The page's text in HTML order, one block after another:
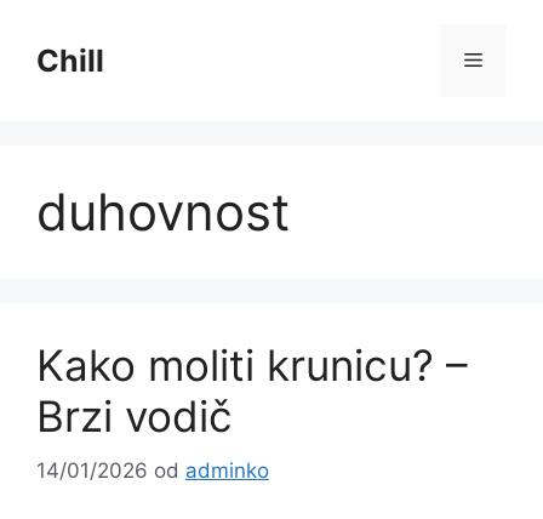
sadržajChill
duhovnost
Kako moliti krunicu? –
Brzi vodič
14/01/2026 od adminko